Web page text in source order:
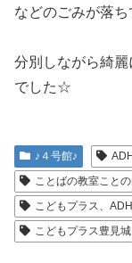
などのごみが落
分別しながら綺
でした☆
♪４号館♪
ことばの教室こと
こどもプラス、
こどもプラス豊見城